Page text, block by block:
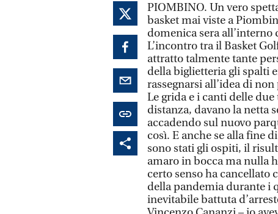
PIOMBINO. Un vero
basket mai viste a
domenica sera all’interno
L’incontro tra il Basket
attratto talmente tante
della biglietteria gli spalti
rassegnarsi all’idea di
Le grida e i canti delle
distanza, davano la netta
accadendo sul nuovo
così. E anche se alla fine
sono stati gli ospiti, il
amaro in bocca ma nulla
certo senso ha
della pandemia durante i
inevitabile battuta